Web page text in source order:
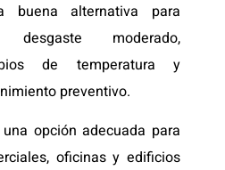
buena alternativa para
moderado,
de temperatura y
preventivo.
opción adecuada para
oficinas y edificios